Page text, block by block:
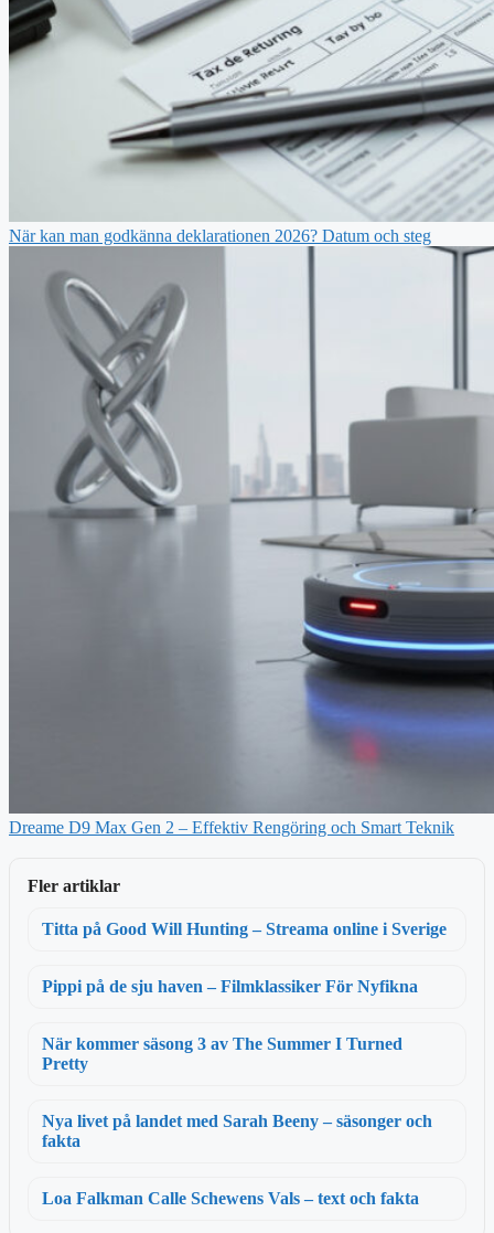
När kan man godkänna deklarationen 2026? Datum och steg
Dreame D9 Max Gen 2 – Effektiv Rengöring och Smart Teknik
Fler artiklar
Titta på Good Will Hunting – Streama online i Sverige
Pippi på de sju haven – Filmklassiker För Nyfikna
När kommer säsong 3 av The Summer I Turned
Pretty
Nya livet på landet med Sarah Beeny – säsonger och
fakta
Loa Falkman Calle Schewens Vals – text och fakta